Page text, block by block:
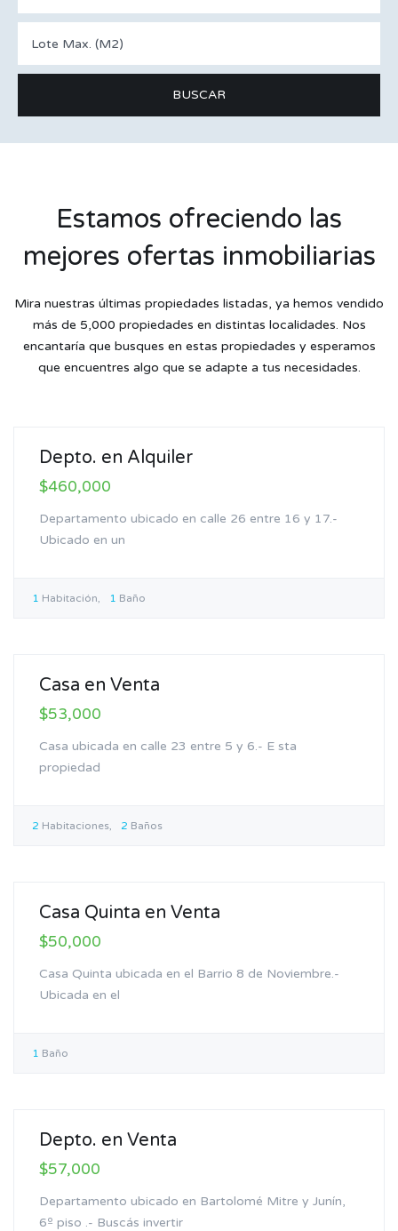
Estamos ofreciendo las
mejores ofertas inmobiliarias
Mira nuestras últimas propiedades listadas, ya hemos vendido
más de 5,000 propiedades en distintas localidades. Nos
encantaría que busques en estas propiedades y esperamos
que encuentres algo que se adapte a tus necesidades.
Depto. en Alquiler
$460,000
Departamento ubicado en calle 26 entre 16 y 17.-
Ubicado en un
1 Habitación 1 Baño
Casa en Venta
$53,000
Casa ubicada en calle 23 entre 5 y 6.- E sta
propiedad
2 Habitaciones 2 Baños
Casa Quinta en Venta
$50,000
Casa Quinta ubicada en el Barrio 8 de Noviembre.-
Ubicada en el
1 Baño
Depto. en Venta
$57,000
Departamento ubicado en Bartolomé Mitre y Junín,
6º piso .- Buscás invertir